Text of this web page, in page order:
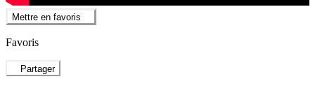
Mettre en favoris
Favoris
Partager